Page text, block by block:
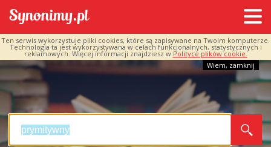
Ten serwis wykorzystuje pliki cookies, które są zapisywane na Twoim komputerze.
Technologia ta jest wykorzystywana w celach funkcjonalnych, statystycznych i
reklamowych. Więcej informacji znajdziesz w Polityce plików cookie.
Wiem, zamknij